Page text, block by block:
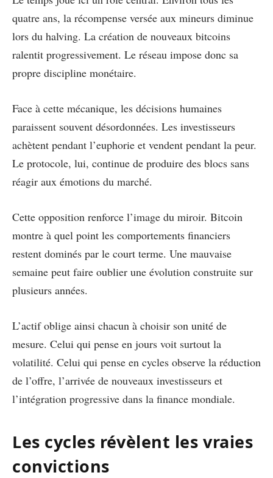
quatre ans, la récompense versée aux mineurs diminue
lors du halving. La création de nouveaux bitcoins
ralentit progressivement. Le réseau impose donc sa
propre discipline monétaire.
Face à cette mécanique, les décisions humaines
paraissent souvent désordonnées. Les investisseurs
achètent pendant l’euphorie et vendent pendant la peur.
Le protocole, lui, continue de produire des blocs sans
réagir aux émotions du marché.
Cette opposition renforce l’image du miroir. Bitcoin
montre à quel point les comportements financiers
restent dominés par le court terme. Une mauvaise
semaine peut faire oublier une évolution construite sur
plusieurs années.
L’actif oblige ainsi chacun à choisir son unité de
mesure. Celui qui pense en jours voit surtout la
volatilité. Celui qui pense en cycles observe la réduction
de l’offre, l’arrivée de nouveaux investisseurs et
l’intégration progressive dans la finance mondiale.
Les cycles révèlent les vraies
convictions